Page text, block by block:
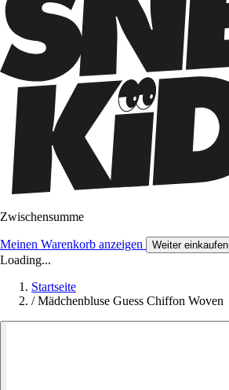
Zwischensumme
Meinen Warenkorb anzeigen Weiter einkaufen
Loading...
Startseite
/ Mädchenbluse Guess Chiffon Woven